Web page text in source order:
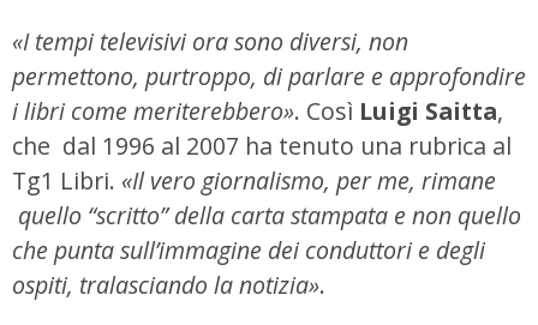
«I tempi televisivi ora sono diversi, non
permettono, purtroppo, di parlare e approfondire
i libri come meriterebbero». Così Luigi Saitta,
che dal 1996 al 2007 ha tenuto una rubrica al
Tg1 Libri. «Il vero giornalismo, per me, rimane
quello “scritto” della carta stampata e non quello
che punta sull’immagine dei conduttori e degli
ospiti, tralasciando la notizia».